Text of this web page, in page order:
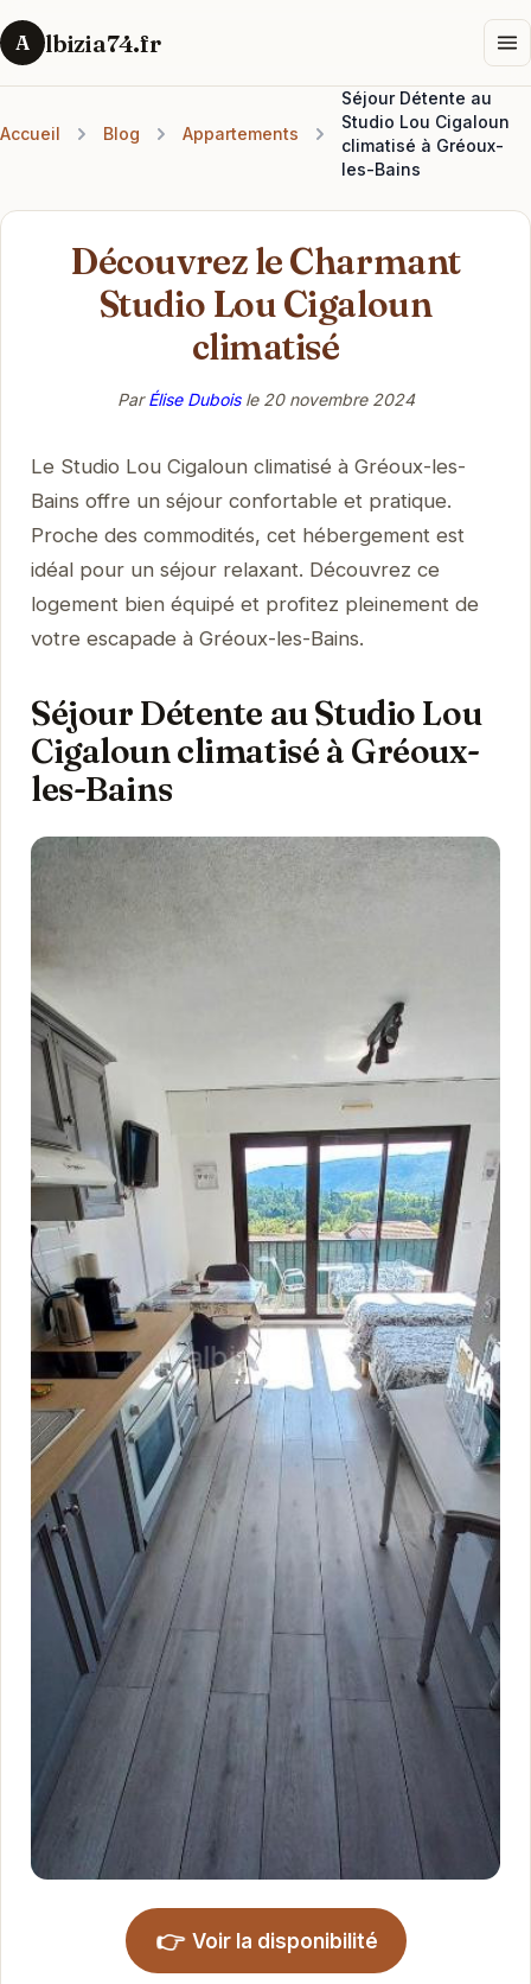
A lbizia74.fr
Accueil Blog Appartements
Séjour Détente au
Studio Lou Cigaloun
climatisé à Gréoux-
les-Bains
Découvrez le Charmant
Studio Lou Cigaloun
climatisé
ParÉlise Duboisle 20 novembre 2024
Le Studio Lou Cigaloun climatisé à Gréoux-les-
Bains offre un séjour confortable et pratique.
Proche des commodités, cet hébergement est
idéal pour un séjour relaxant. Découvrez ce
logement bien équipé et profitez pleinement de
votre escapade à Gréoux-les-Bains.
Séjour Détente au Studio Lou
Cigaloun climatisé à Gréoux-
les-Bains
👉 Voir la disponibilité